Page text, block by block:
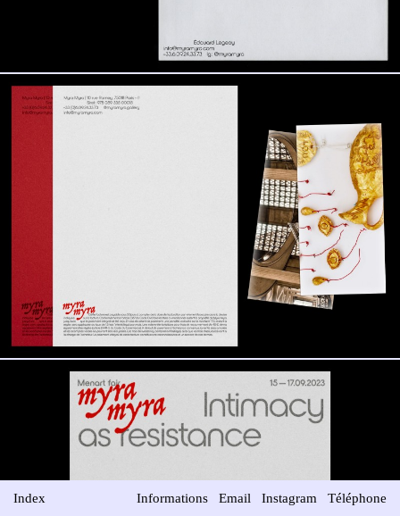
Index Informations Email Instagram Téléphone